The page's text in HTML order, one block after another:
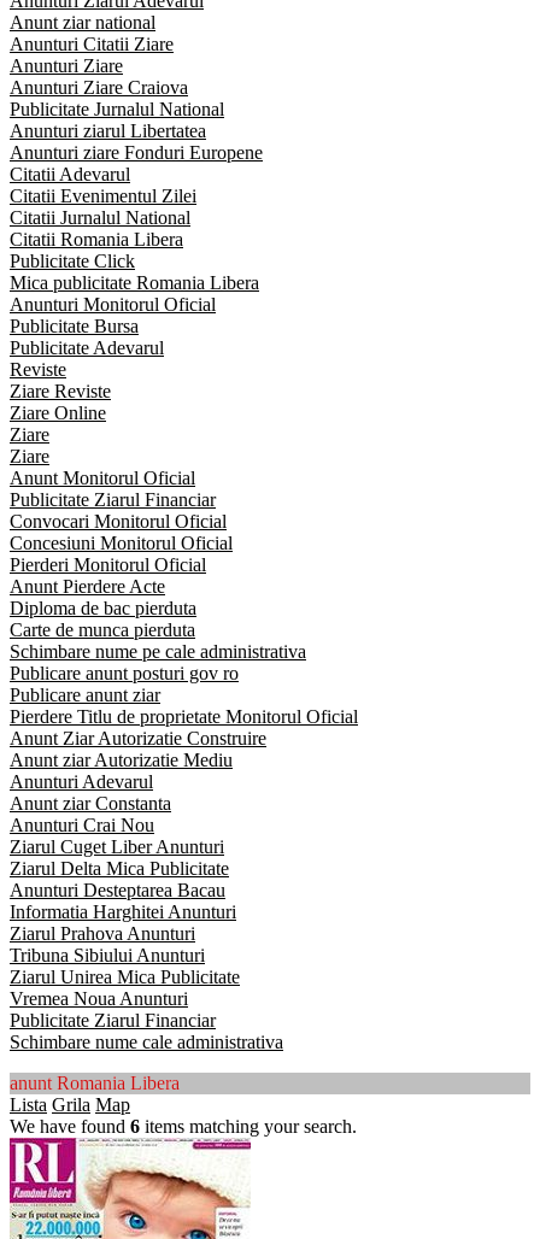
Anunt ziar national
Anunturi Citatii Ziare
Anunturi Ziare
Anunturi Ziare Craiova
Publicitate Jurnalul National
Anunturi ziarul Libertatea
Anunturi ziare Fonduri Europene
Citatii Adevarul
Citatii Evenimentul Zilei
Citatii Jurnalul National
Citatii Romania Libera
Publicitate Click
Mica publicitate Romania Libera
Anunturi Monitorul Oficial
Publicitate Bursa
Publicitate Adevarul
Reviste
Ziare Reviste
Ziare Online
Ziare
Ziare
Anunt Monitorul Oficial
Publicitate Ziarul Financiar
Convocari Monitorul Oficial
Concesiuni Monitorul Oficial
Pierderi Monitorul Oficial
Anunt Pierdere Acte
Diploma de bac pierduta
Carte de munca pierduta
Schimbare nume pe cale administrativa
Publicare anunt posturi gov ro
Publicare anunt ziar
Pierdere Titlu de proprietate Monitorul Oficial
Anunt Ziar Autorizatie Construire
Anunt ziar Autorizatie Mediu
Anunturi Adevarul
Anunt ziar Constanta
Anunturi Crai Nou
Ziarul Cuget Liber Anunturi
Ziarul Delta Mica Publicitate
Anunturi Desteptarea Bacau
Informatia Harghitei Anunturi
Ziarul Prahova Anunturi
Tribuna Sibiului Anunturi
Ziarul Unirea Mica Publicitate
Vremea Noua Anunturi
Publicitate Ziarul Financiar
Schimbare nume cale administrativa
anunt Romania Libera
Lista Grila Map
We have found 6 items matching your search.